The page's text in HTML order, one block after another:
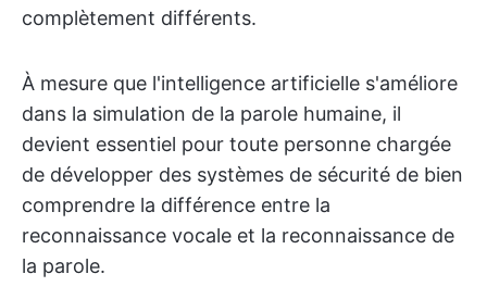
complètement différents.
À mesure que l'intelligence artificielle s'améliore
dans la simulation de la parole humaine, il
devient essentiel pour toute personne chargée
de développer des systèmes de sécurité de bien
comprendre la différence entre la
reconnaissance vocale et la reconnaissance de
la parole.